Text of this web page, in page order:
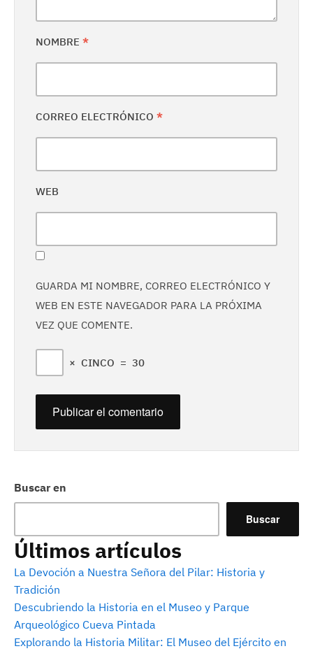
Buscar en
Buscar
Últimos artículos
La Devoción a Nuestra Señora del Pilar: Historia y
Tradición
Descubriendo la Historia en el Museo y Parque
Arqueológico Cueva Pintada
Explorando la Historia Militar: El Museo del Ejército en
NOMBRE *
CORREO ELECTRÓNICO *
WEB
GUARDA MI NOMBRE, CORREO ELECTRÓNICO Y
WEB EN ESTE NAVEGADOR PARA LA PRÓXIMA
VEZ QUE COMENTE.
× CINCO = 30